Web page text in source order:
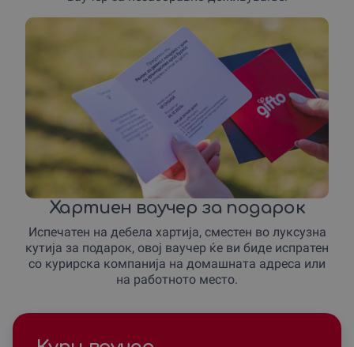
Хартиен ваучер за подарок
Испечатен на дебела хартија, сместен во луксузна
кутија за подарок, овој ваучер ќе ви биде испратен
со курирска компанија на домашната адреса или
на работното место.